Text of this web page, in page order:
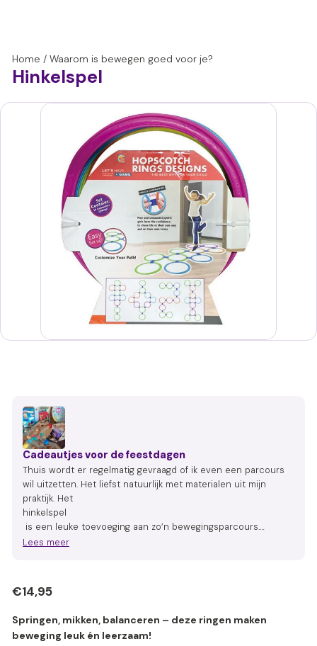
Home / Waarom is bewegen goed voor je?
Hinkelspel
Cadeautjes voor de feestdagen
Thuis wordt er regelmatig gevraagd of ik even een parcours
wil uitzetten. Het liefst natuurlijk met materialen uit mijn
praktijk. Het
hinkelspel
is een leuke toevoeging aan zo’n bewegingsparcours.
Doordat je
Lees meer
Normale
€14,95€14,95
Springen, mikken, balanceren – deze ringen maken
beweging leuk én leerzaam!